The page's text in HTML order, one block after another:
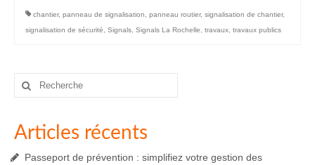
chantier, panneau de signalisation panneau routier, signalisation de chantier,
signalisation de sécurité
Signals Signals La Rochelle travaux travaux publics
Rechercher
Articles récents
Passeport de prévention : simplifiez votre gestion des